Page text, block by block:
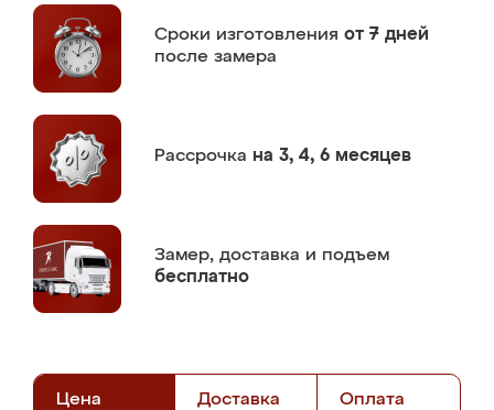
Сроки изготовления от 7 дней
после замера
Рассрочка на 3, 4, 6 месяцев
Замер, доставка и подъем
бесплатно
Цена Доставка Оплата